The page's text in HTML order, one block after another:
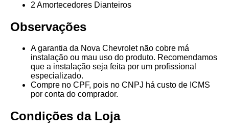
2 Amortecedores Dianteiros
Observações
A garantia da Nova Chevrolet não cobre má
instalação ou mau uso do produto. Recomendamos
que a instalação seja feita por um profissional
especializado.
Compre no CPF, pois no CNPJ há custo de ICMS
por conta do comprador.
Condições da Loja